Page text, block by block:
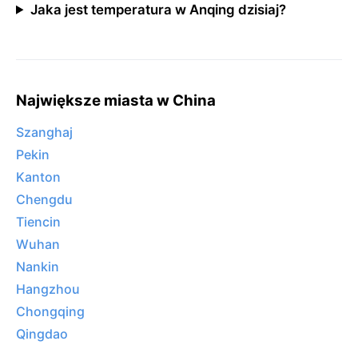
Jaka jest temperatura w Anqing dzisiaj?
Największe miasta w China
Szanghaj
Pekin
Kanton
Chengdu
Tiencin
Wuhan
Nankin
Hangzhou
Chongqing
Qingdao